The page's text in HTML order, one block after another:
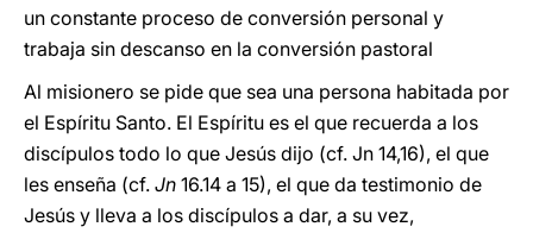
un constante proceso de conversión personal y
trabaja sin descanso en la conversión pastoral
Al misionero se pide que sea una persona habitada por
el Espíritu Santo. El Espíritu es el que recuerda a los
discípulos todo lo que Jesús dijo (cf. Jn 14,16), el que
les enseña (cf. Jn 16.14 a 15), el que da testimonio de
Jesús y lleva a los discípulos a dar, a su vez,